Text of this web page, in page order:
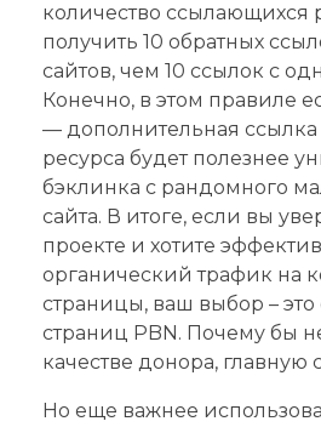
количество ссылающихся
получить 10 обратных
сайтов, чем 10 ссылок с
Конечно, в этом правиле
— дополнительная ссылка
ресурса будет полезнее
бэклинка с рандомного
сайта. В итоге, если вы
проекте и хотите
органический трафик на
страницы, ваш выбор – это
страниц PBN. Почему бы
качестве донора, главную
Но еще важнее